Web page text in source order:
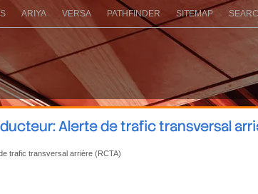
ARIYA VERSA PATHFINDER SITEMAP
Alerte de trafic transversal
trafic transversal arrière (RCTA)